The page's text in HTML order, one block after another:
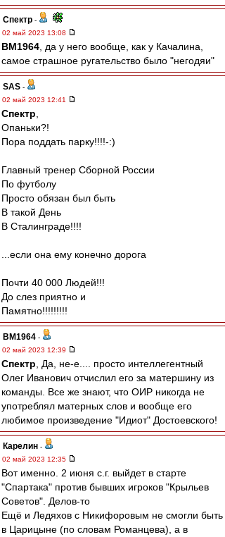
Спектр -
02 май 2023 13:08
BM1964 , да у него вообще, как у Качалина,
самое страшное ругательство было "негодяи"
SAS -
02 май 2023 12:41
Спектр
Опаньки?!
Пора поддать парку!!!!-:)
Главный тренер Сборной России
По футболу
Просто обязан был быть
В такой День
В Сталинграде!!!!
...если она ему конечно дорога
Почти 40 000 Людей!!!
До слез приятно и
Памятно!!!!!!!!!
BM1964 -
02 май 2023 12:39
Спектр , Да, не-е.... просто интеллегентный
Олег Иванович отчислил его за матершину из
команды. Все же знают, что ОИР никогда не
употреблял матерных слов и вообще его
любимое произведение "Идиот" Достоевского!
Карелин -
02 май 2023 12:35
Вот именно. 2 июня с.г. выйдет в старте
"Спартака" против бывших игроков "Крыльев
Советов". Делов-то
Ещё и Ледяхов с Никифоровым не смогли быть
в Царицыне (по словам Романцева), а в